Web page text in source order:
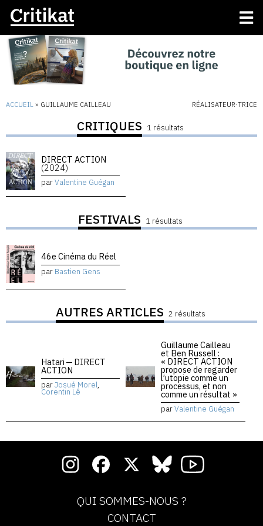
ACCUEIL » GUILLAUME CAILLEAU RÉALISATEUR·TRICE
CRITIQUES 1 résultats
DIRECT ACTION
(2024)
parValentine Guégan
FESTIVALS 1 résultats
46e Cinéma du Réel
par Bastien Gens
AUTRES ARTICLES 2 résultats
Hatari — DIRECT
ACTION
parJosué Morel,
Corentin Lê
Guillaume Cailleau
et Ben Russell :
« DIRECT ACTION
propose de regarder
l’utopie comme un
processus, et non
comme un résultat »
parValentine Guégan
QUI SOMMES-NOUS ?
CONTACT